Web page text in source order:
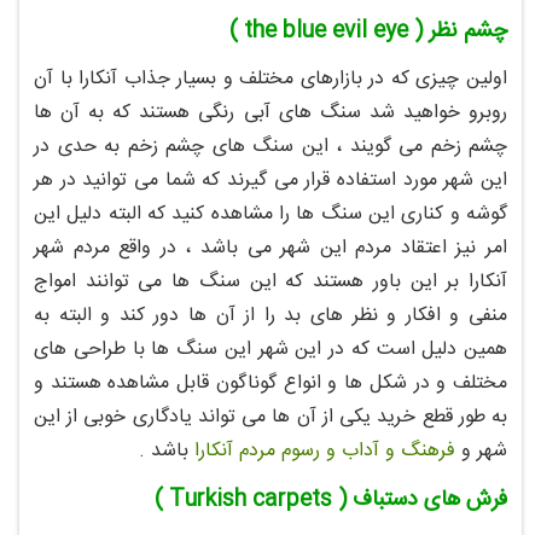
چشم نظر ( the blue evil eye )
اولین چیزی که در بازارهای مختلف و بسیار جذاب آنکارا با آن
روبرو خواهید شد سنگ های آبی رنگی هستند که به آن ها
چشم زخم می گویند ، این سنگ های چشم زخم به حدی در
این شهر مورد استفاده قرار می گیرند که شما می توانید در هر
گوشه و کناری این سنگ ها را مشاهده کنید که البته دلیل این
امر نیز اعتقاد مردم این شهر می باشد ، در واقع مردم شهر
آنکارا بر این باور هستند که این سنگ ها می توانند امواج
منفی و افکار و نظر های بد را از آن ها دور کند و البته به
همین دلیل است که در این شهر این سنگ ها با طراحی های
مختلف و در شکل ها و انواع گوناگون قابل مشاهده هستند و
به طور قطع خرید یکی از آن ها می تواند یادگاری خوبی از این
شهر و فرهنگ و آداب و رسوم مردم آنکارا باشد .
فرش های دستباف ( Turkish carpets )